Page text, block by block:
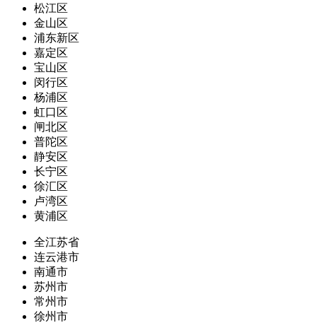
松江区
金山区
浦东新区
嘉定区
宝山区
闵行区
杨浦区
虹口区
闸北区
普陀区
静安区
长宁区
徐汇区
卢湾区
黄浦区
全江苏省
连云港市
南通市
苏州市
常州市
徐州市